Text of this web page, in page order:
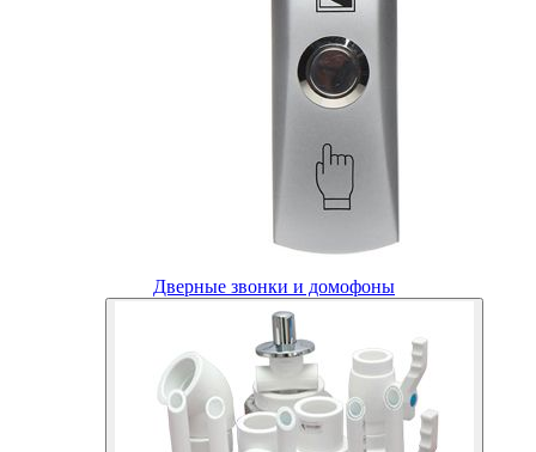
Дверные звонки и домофоны